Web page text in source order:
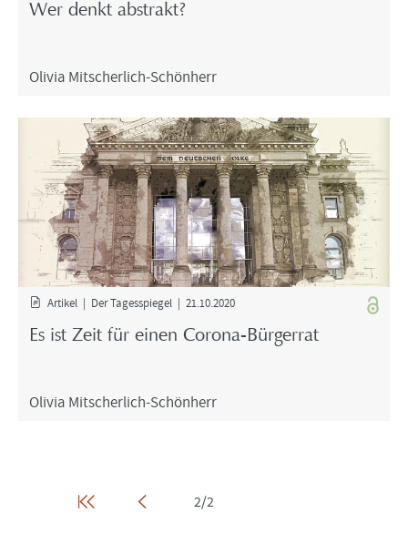
Wer denkt abs­trakt?
Oli­via Mitscherlich-​Schönherr
Ar­ti­kel | Der Ta­ges­spie­gel | 21.10.2020
Es ist Zeit für einen Corona-​Bürgerrat
Oli­via Mitscherlich-​Schönherr
2/2